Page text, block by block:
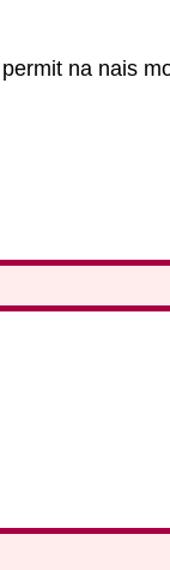
na nais